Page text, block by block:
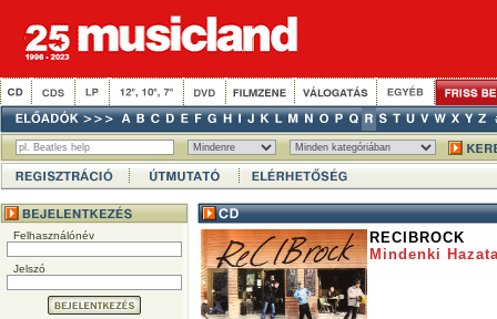
Felhasználónév
Jelszó
RECIBROCK
Mindenki